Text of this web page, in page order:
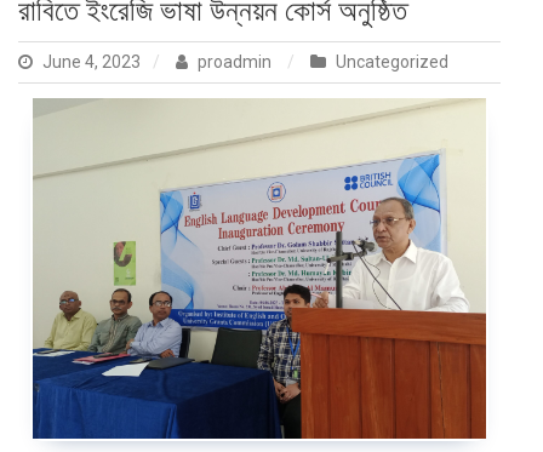
রাবিতে ইংরেজি ভাষা উন্নয়ন কোর্স অনুষ্ঠিত
June 4, 2023 proadmin Uncategorized